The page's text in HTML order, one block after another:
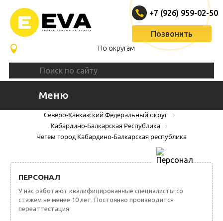
По округам
+7 (926) 959-02-50
Позвонить
Меню
Северо-Кавказский Федеральный округ
Кабардино-Балкарская Республика
Чегем город Кабардино-Балкарская республика
ПЕРСОНАЛ
У нас работают квалифицированные специалисты со
стажем не менее 10 лет. Постоянно производится
переаттестация